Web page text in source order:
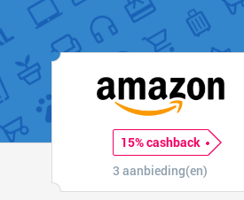
15% cashback
3 aanbieding(en)